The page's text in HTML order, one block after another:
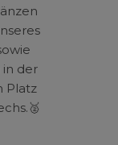
in der
Platz